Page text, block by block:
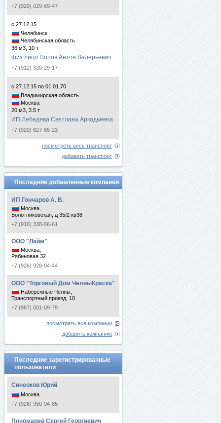
+7 (920) 029-69-47
с 27.12.15
Челябинск
Челябинская область
36 м3, 10 т
физ.лицо Попов Антон Валерьевич
+7 (912) 320-29-17
с 27.12.15 по 01.01.70
Владимирская область
Москва
20 м3, 3.5 т
ИП Лебедева Светлана Аркадьевна
+7 (920) 627-65-23
посмотреть весь транспорт
добавить транспорт
Последние добавленные компании
ИП Гончаров А. В.
Москва,
Болотниковская, д 35/2 кв38
+7 (916) 338-66-61
ООО "Лайм"
Москва,
Рябиновая 32
+7 (926) 928-04-44
ООО "Торговый Дом ЧелныКраска"
Набережные Челны,
Транспортный проезд, 10
+7 (987) 001-09-79
посмотреть все компании
добавить компанию
Последние зарегистрированные
пользователи
Синеоков Юрий
Москва
+7 (926) 950-94-85
Пономарев Сергей Георгиевич